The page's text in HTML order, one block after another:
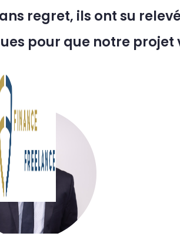
regret, ils ont su
pour que notre projet